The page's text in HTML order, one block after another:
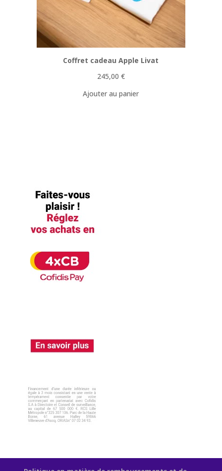
Coffret cadeau Apple Livat
245,00 €
Ajouter au panier